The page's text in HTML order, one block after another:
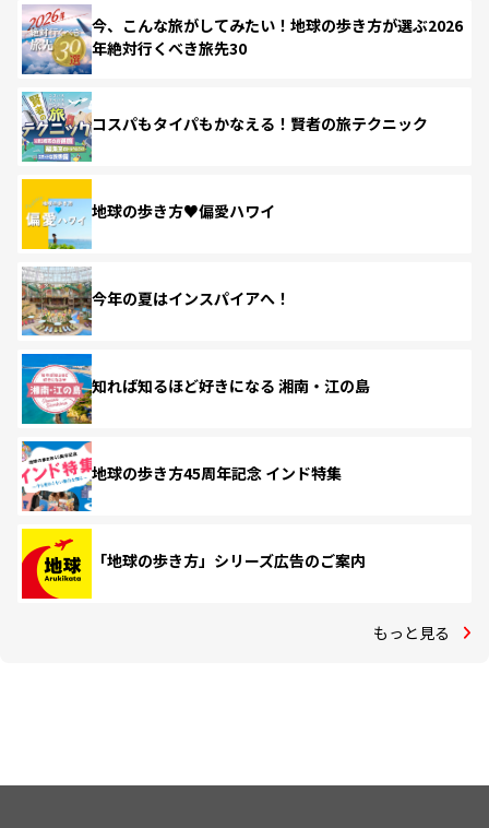
今、こんな旅がしてみたい！地球の歩き方が選ぶ2026
年絶対行くべき旅先30
コスパもタイパもかなえる！賢者の旅テクニック
地球の歩き方♥偏愛ハワイ
今年の夏はインスパイアへ！
知れば知るほど好きになる 湘南・江の島
地球の歩き方45周年記念 インド特集
「地球の歩き方」シリーズ広告のご案内
もっと見る